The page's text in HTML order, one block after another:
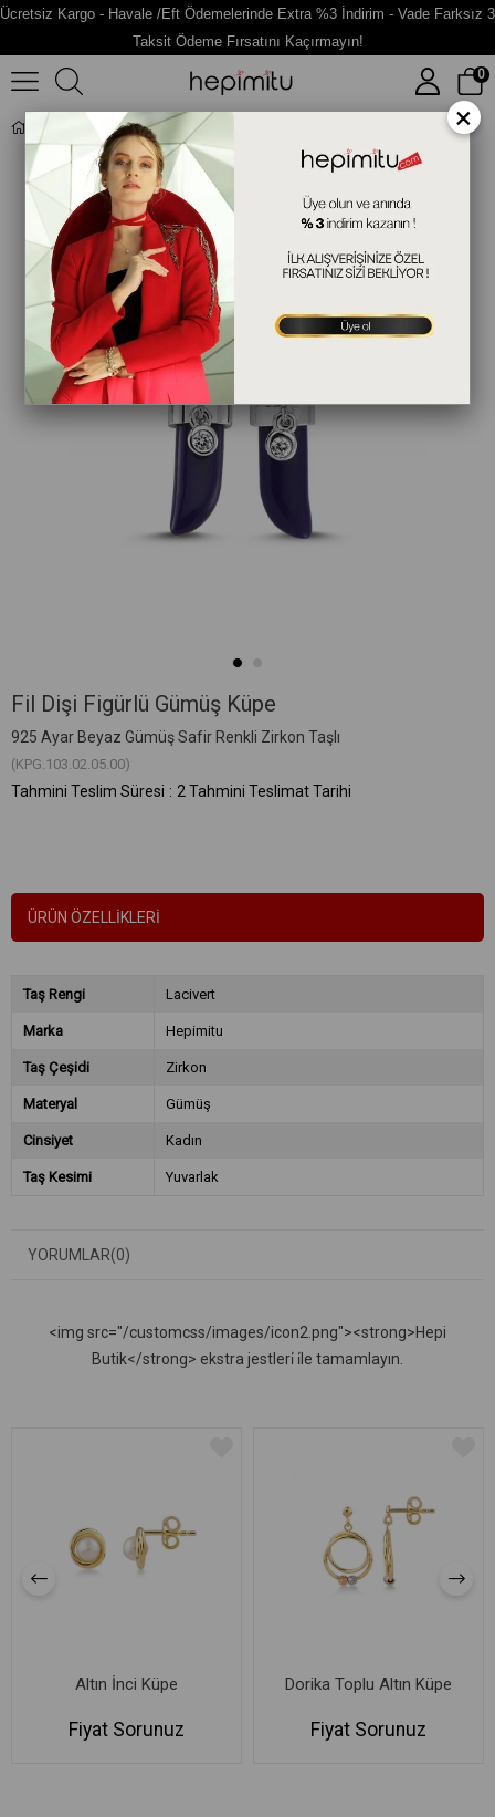
Ücretsiz Kargo - Havale /Eft Ödemelerinde Extra %3 İndirim - Vade Farksız 3
Taksit Ödeme Fırsatını Kaçırmayın!
0
Fil Dişi Figürlü Gümüş Küpe
Fil Dişi Figürlü Gümüş Küpe
925 Ayar Beyaz Gümüş Safir Renkli Zirkon Taşlı
(KPG.103.02.05.00)
Tahmini Teslim Süresi : 2 Tahmini Teslimat Tarihi
ÜRÜN ÖZELLIKLERI
Taş Rengi Lacivert
Marka Hepimitu
Taş Çeşidi Zirkon
Materyal Gümüş
Cinsiyet Kadın
Taş Kesimi Yuvarlak
YORUMLAR(0)
<img src="/customcss/images/icon2.png"><strong>Hepi
Butik</strong> ekstra jestleri̇ i̇le tamamlayın.
Altın İnci Küpe
Fiyat Sorunuz
Dorika Toplu Altın Küpe
Fiyat Sorunuz
×